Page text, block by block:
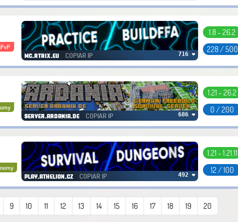
mc.rtrix.eu COPIAR IP 716 ❤
1.8 - 26.2
228 / 500
server.ardania.de COPIAR IP 686 ❤
1.21 - 26.2
0 / 200
play.athelion.cz COPIAR IP 492 ❤
1.21 - 1.21.11
12 / 100
9 10 11 12 13 14 15 16 17 18 19 20